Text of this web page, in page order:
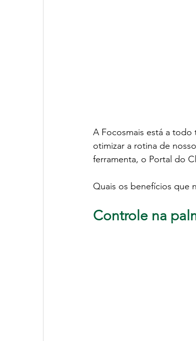
A Focosmais está a
otimizar a rotina de
ferramenta, o Portal do
Quais os benefícios que
Controle na